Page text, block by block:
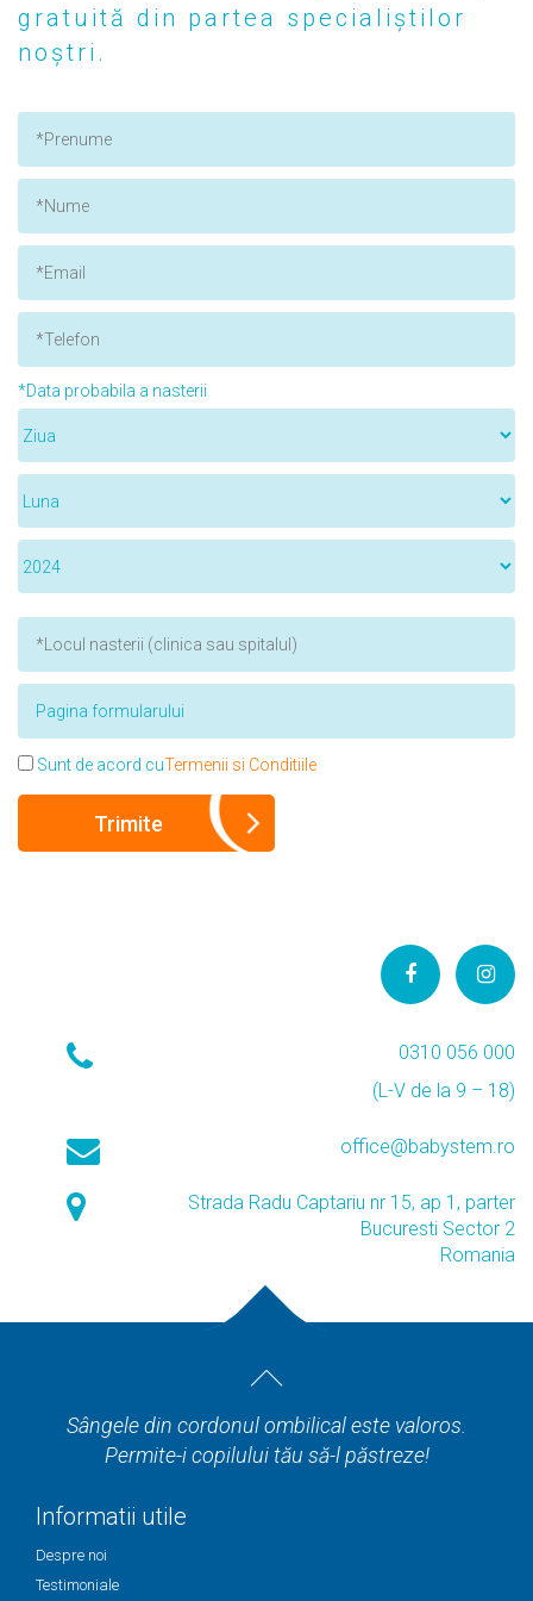
gratuită din partea specialiștilor
noștri.
*Data probabila a nasterii
Sunt de acord cuTermenii si Conditiile
0310 056 000
(L-V de la 9 – 18)
office@babystem.ro
Strada Radu Captariu nr 15, ap 1, parter
Bucuresti Sector 2
Romania
Sângele din cordonul ombilical este valoros.
Permite-i copilului tău să-l păstreze!
Informatii utile
Despre noi
Testimoniale